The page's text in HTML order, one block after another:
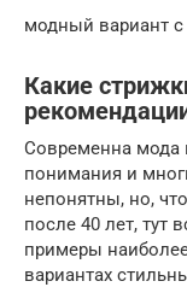
модный вариант
Какие
Современна мода
понимания и
непонятны, но,
после 40 лет, тут
примеры
вариантах